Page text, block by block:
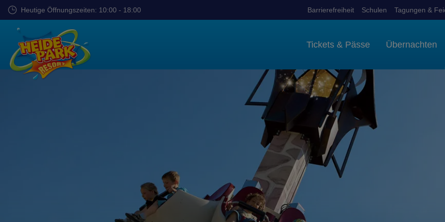
Zum
springen
Heutige Öffnungszeiten: 10:00 - 18:00 Barrierefreiheit Schulen Tagungen &
Tickets & Pässe Übernachten